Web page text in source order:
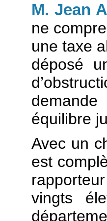
M. Jean
ne
une taxe
déposé
équilibre
Avec un
est
vingts